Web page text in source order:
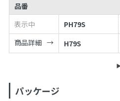
品番
表示中
PH79S
商品詳細
H79S
パッケージ